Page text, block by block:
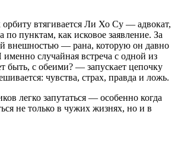
втягивается Ли Хо Су — адвокат,
по пунктам, как исковое заявление. За
внешностью — рана, которую он давно
именно случайная встреча с одной из
быть, с обеими? — запускает цепочку
чувства, страх, правда и ложь.
легко запутаться — особенно когда
не только в чужих жизнях, но и в